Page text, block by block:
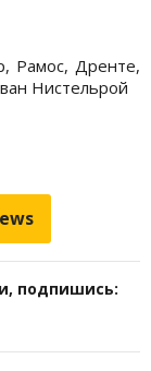
Рамос, Дренте,
Нистельрой
подпишись: